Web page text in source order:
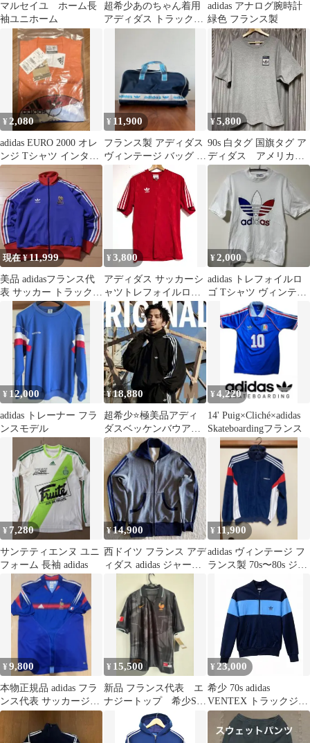
マルセイユ ホーム長
袖ユニホーム
超希少あのちゃん着用
アディダス トラックジ
adidas アナログ腕時計
緑色 フランス製
¥ 2,080
adidas EURO 2000 オレ
ンジ Tシャツ インター
ナショナルMサイズ
¥ 11,900
フランス製 アディダス
ヴィンテージ バッグ ユ
ーロ 古着
¥5,800
90s 白タグ 国旗タグ ア
ディダス アメリカ製
フランスモデル tシャ
現在 ¥11,999
美品 adidasフランス代
表 サッカー トラックジ
ャケット ジャージ S
¥3,800
アディダス サッカーシ
ャツトレフォイルロゴ
レッド フランス製 古着
K27
¥2,000
adidas トレフォイルロ
ゴ Tシャツ ヴィンテー
ジ ユーロ フランス
¥ 12,000
adidas トレーナー フラ
ンスモデル
¥18,880
超希少⭐極美品アディ
ダスベッケンバウアー
トラックジャケットXL
相当 常田大希着用
¥4,220
14' Puig×Cliché×adidas
Skateboardingフランス
¥ 7,280
サンテティエンヌ ユニ
フォーム 長袖 adidas
¥14,900
西ドイツ フランス アデ
ィダス adidas ジャージ
ヴィンテージ 70s
¥ 11,900
adidas ヴィンテージ フ
ランス製 70s〜80s ジャ
ージ ネイビー
¥9,800
本物正規品 adidas フラ
ンス代表 サッカージャ
ージ ジダン
¥ 15,500
新品 フランス代表 エ
ナジートップ 希少Sサ
¥23,000
希少 70s adidas
VENTEX トラックジャ
ケット フランス製